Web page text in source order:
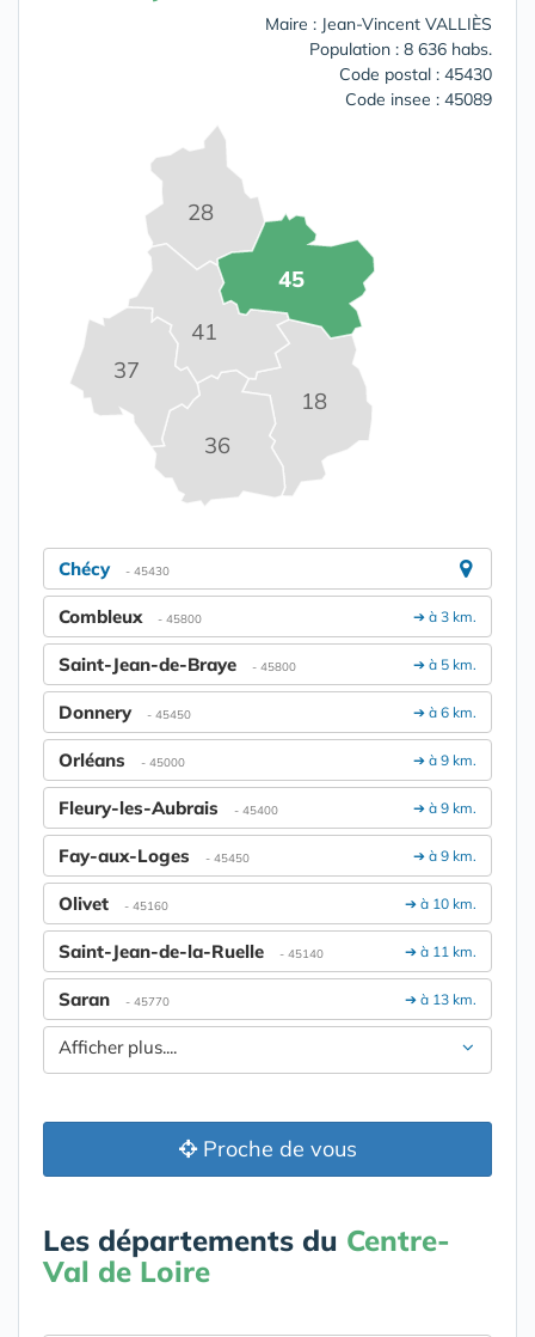
Maire : Jean-Vincent VALLIÈS
Population : 8 636 habs.
Code postal : 45430
Code insee : 45089
18
28
36
37
41
45
Chécy - 45430
➔ à 3 km.
Combleux - 45800
➔ à 5 km.
Saint-Jean-de-Braye - 45800
➔ à 6 km.
Donnery - 45450
➔ à 9 km.
Orléans - 45000
➔ à 9 km.
Fleury-les-Aubrais - 45400
➔ à 9 km.
Fay-aux-Loges - 45450
➔ à 10 km.
Olivet - 45160
➔ à 11 km.
Saint-Jean-de-la-Ruelle - 45140
➔ à 13 km.
Saran - 45770
Afficher plus....
Proche de vous
Les départements du Centre-
Val de Loire